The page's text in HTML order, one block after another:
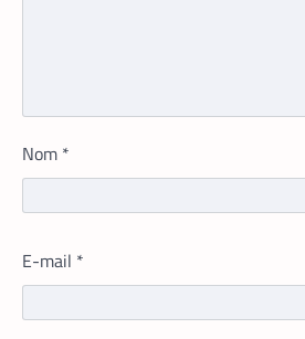
Nom *
E-mail *
Heetch : désormais, les
leur course
En lançant sa nouvelle